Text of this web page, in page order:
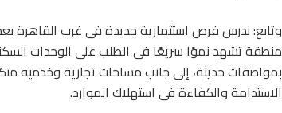
وتابع: ندرس فرص استثمارية جديدة فى غرب القاهرة
منطقة تشهد نموًا سريعًا فى الطلب على الوحدات
بمواصفات حديثة، إلى جانب مساحات تجارية وخدمية
الاستدامة والكفاءة فى استهلاك الموارد.